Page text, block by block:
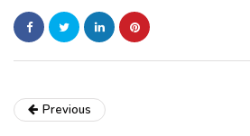
Previous